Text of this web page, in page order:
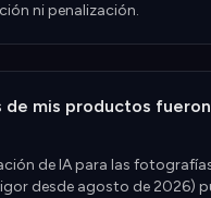
ni penalización.
mis productos
de IA para las
desde agosto de 2026)